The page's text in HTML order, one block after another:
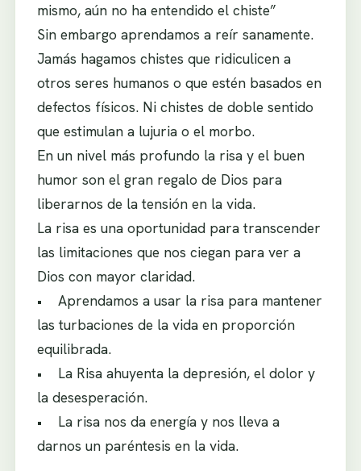
mismo, aún no ha entendido el chiste”
Sin embargo aprendamos a reír sanamente.
Jamás hagamos chistes que ridiculicen a
otros seres humanos o que estén basados en
defectos físicos. Ni chistes de doble sentido
que estimulan a lujuria o el morbo.
En un nivel más profundo la risa y el buen
humor son el gran regalo de Dios para
liberarnos de la tensión en la vida.
La risa es una oportunidad para transcender
las limitaciones que nos ciegan para ver a
Dios con mayor claridad.
• Aprendamos a usar la risa para mantener
las turbaciones de la vida en proporción
equilibrada.
• La Risa ahuyenta la depresión, el dolor y
la desesperación.
• La risa nos da energía y nos lleva a
darnos un paréntesis en la vida.